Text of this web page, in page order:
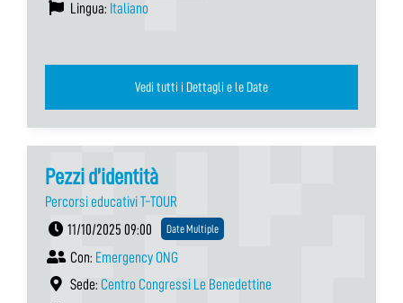
Lingua: Italiano
Vedi tutti i Dettagli e le Date
Pezzi d’identità
Percorsi educativi T-TOUR
11/10/2025 09:00
Date Multiple
Con: Emergency ONG
Sede: Centro Congressi Le Benedettine